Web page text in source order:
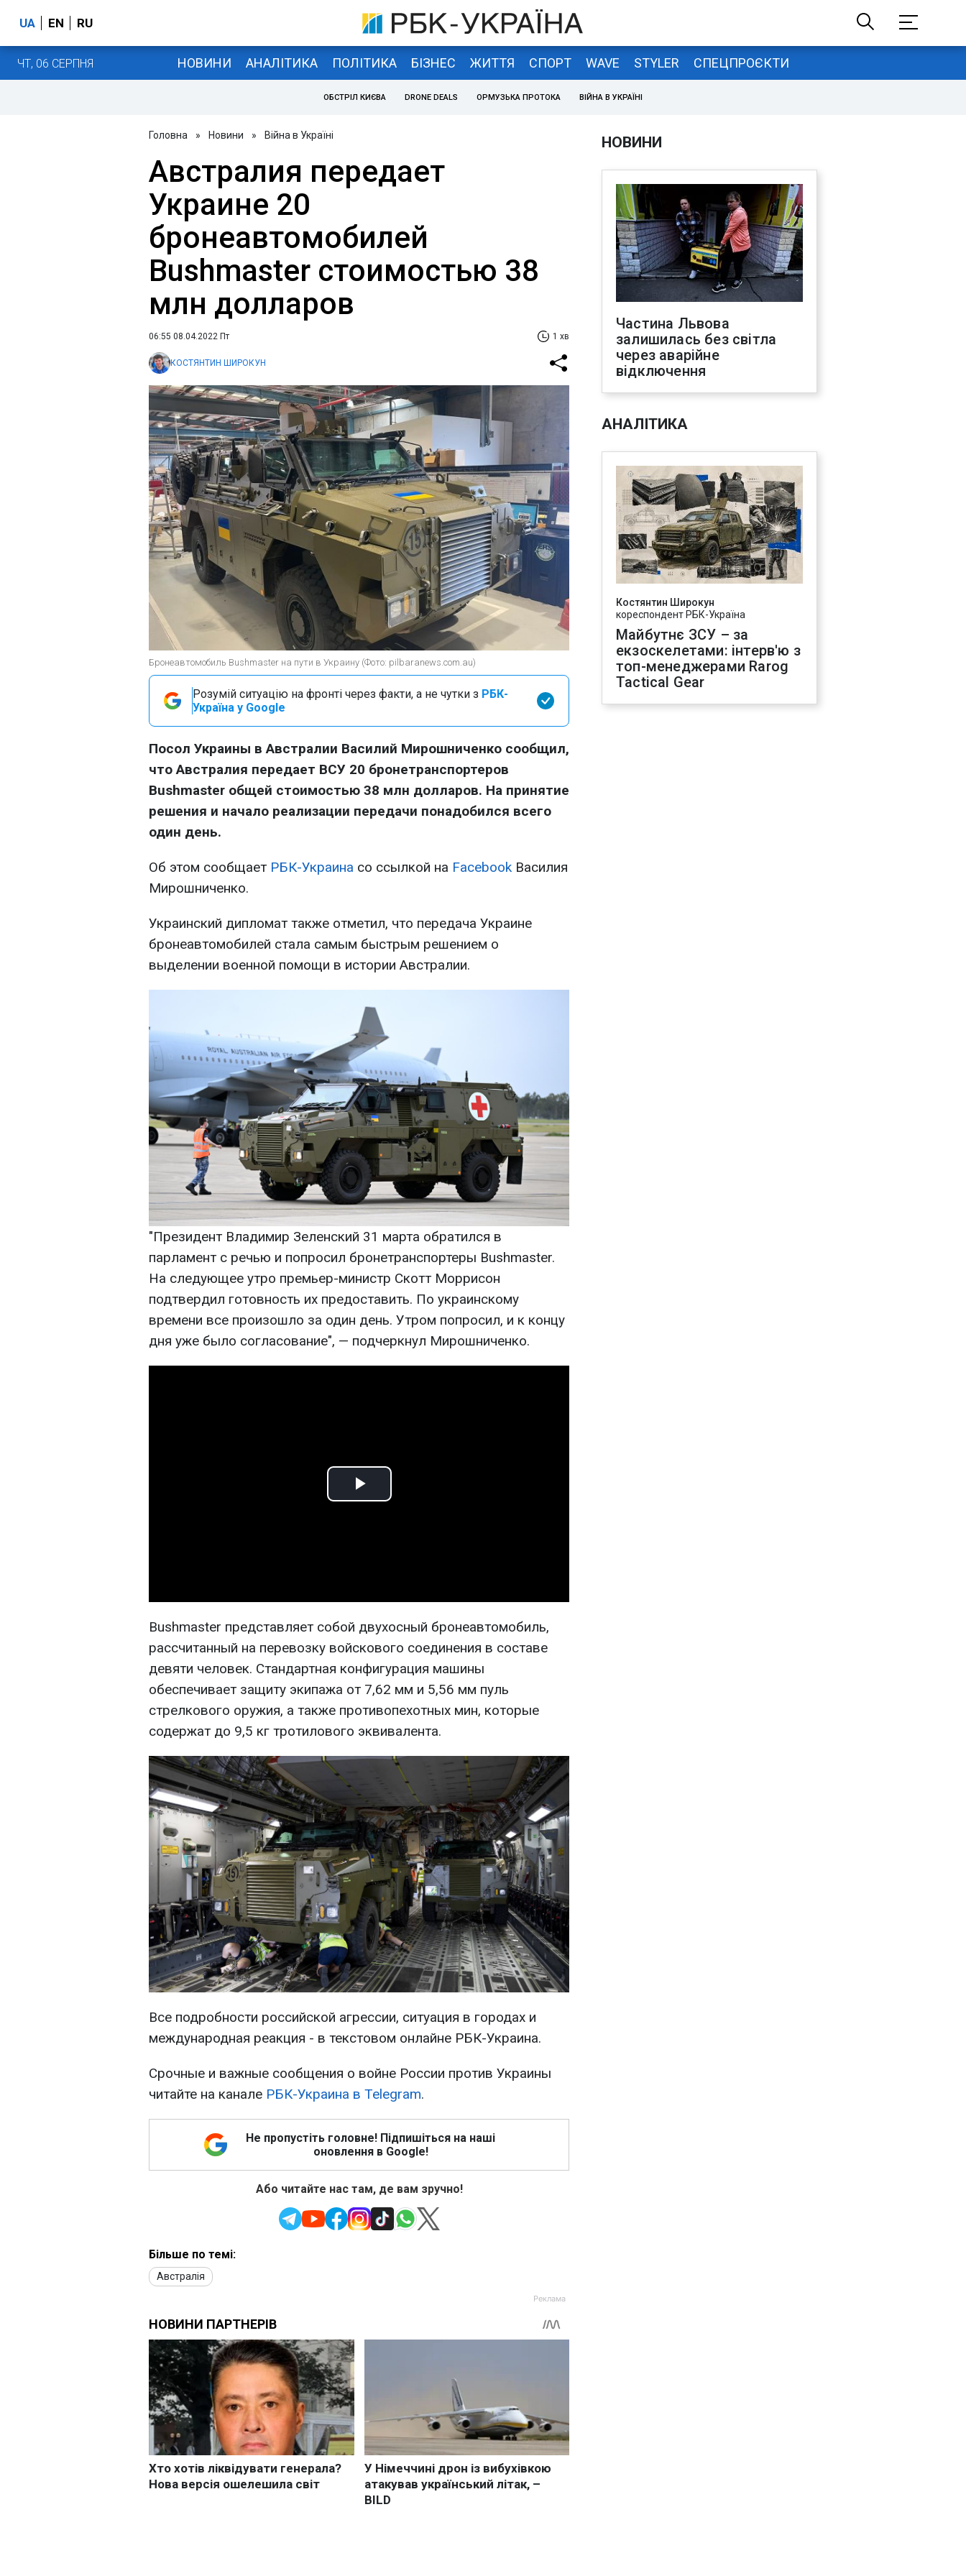
UA EN RU
ЧТ, 06 СЕРПНЯ НОВИНИ АНАЛІТИКА ПОЛІТИКА БІЗНЕС ЖИТТЯ СПОРТ WAVE STYLER СПЕЦПРОЄКТИ
ОБСТРІЛ КИЄВА DRONE DEALS ОРМУЗЬКА ПРОТОКА ВІЙНА В УКРАЇНІ
Головна » Новини » Війна в Україні
Австралия передает
Украине 20
бронеавтомобилей
Bushmaster стоимостью 38
млн долларов
06:55 08.04.2022 Пт 1 хв
КОСТЯНТИН ШИРОКУН
Бронеавтомобиль Bushmaster на пути в Украину (Фото: pilbaranews.com.au)
Розумій ситуацію на фронті через факти, а не чутки з РБК-
Україна у Google
Посол Украины в Австралии Василий Мирошниченко сообщил,
что Австралия передает ВСУ 20 бронетранспортеров
Bushmaster общей стоимостью 38 млн долларов. На принятие
решения и начало реализации передачи понадобился всего
один день.
Об этом сообщает РБК-Украина со ссылкой на Facebook Василия
Мирошниченко.
Украинский дипломат также отметил, что передача Украине
бронеавтомобилей стала самым быстрым решением о
выделении военной помощи в истории Австралии.
"Президент Владимир Зеленский 31 марта обратился в
парламент с речью и попросил бронетранспортеры Bushmaster.
На следующее утро премьер-министр Скотт Моррисон
подтвердил готовность их предоставить. По украинскому
времени все произошло за один день. Утром попросил, и к концу
дня уже было согласование", — подчеркнул Мирошниченко.
Play
Bushmaster представляет собой двухосный бронеавтомобиль,
рассчитанный на перевозку войскового соединения в составе
девяти человек. Стандартная конфигурация машины
обеспечивает защиту экипажа от 7,62 мм и 5,56 мм пуль
стрелкового оружия, а также противопехотных мин, которые
содержат до 9,5 кг тротилового эквивалента.
Все подробности российской агрессии, ситуация в городах и
международная реакция - в текстовом онлайне РБК-Украина.
Срочные и важные сообщения о войне России против Украины
читайте на канале РБК-Украина в Telegram.
Не пропустіть головне! Підпишіться на наші
оновлення в Google!
Або читайте нас там, де вам зручно!
Більше по темі:
Австралія
НОВИНИ
Частина Львова
залишилась без світла
через аварійне
відключення
АНАЛІТИКА
Костянтин Широкун
кореспондент РБК-Україна
Майбутнє ЗСУ – за
екзоскелетами: інтерв'ю з
топ-менеджерами Rarog
Tactical Gear